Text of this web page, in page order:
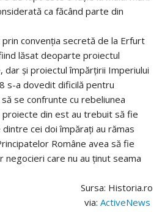
ca făcând parte din
convenția secretă de la Erfurt
lăsat deoparte proiectul
dar și proiectul împărțirii Imperiului
s-a dovedit dificilă pentru
se confrunte cu rebeliunea
proiecte din est au trebuit să fie
cei doi împărați au rămas
Române avea să fie
care nu au ținut seama
Sursa: Historia.ro
via: ActiveNews